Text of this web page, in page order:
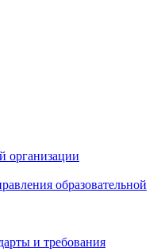
организации
образовательной
и требования